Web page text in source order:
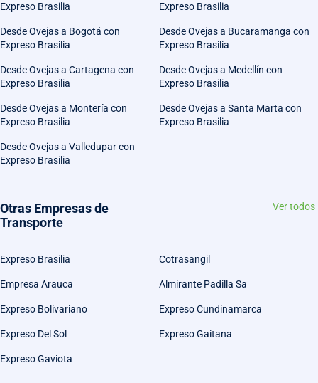
Expreso Brasilia
Expreso Brasilia
Desde Ovejas a Bogotá con
Expreso Brasilia
Desde Ovejas a Bucaramanga con
Expreso Brasilia
Desde Ovejas a Cartagena con
Expreso Brasilia
Desde Ovejas a Medellín con
Expreso Brasilia
Desde Ovejas a Montería con
Expreso Brasilia
Desde Ovejas a Santa Marta con
Expreso Brasilia
Desde Ovejas a Valledupar con
Expreso Brasilia
Otras Empresas de
Transporte
Ver todos
Expreso Brasilia Cotrasangil
Empresa Arauca Almirante Padilla Sa
Expreso Bolivariano Expreso Cundinamarca
Expreso Del Sol Expreso Gaitana
Expreso Gaviota